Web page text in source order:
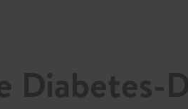
Diabetes-